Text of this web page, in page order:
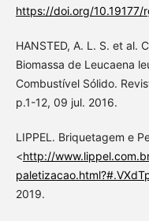
https://doi.org/10.19177/
HANSTED, A. L. S. et al.
Biomassa de Leucaena
Combustível Sólido.
p.1-12, 09 jul. 2016.
LIPPEL. Briquetagem e
<http://
2019.